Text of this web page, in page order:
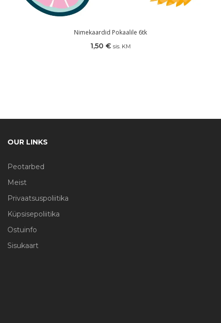
Nimekaardid Pokaalile 6tk
1,50 € sis. KM
OUR LINKS
Peotarbed
Meist
Privaatsuspoliitika
Küpsisepoliitika
Ostuinfo
Sisukaart